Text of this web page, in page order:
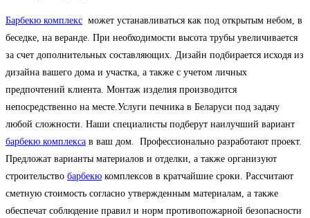
Барбекю комплекс может устанавливаться как под открытым небом, в
беседке, на веранде. При необходимости высота трубы увеличивается
за счет дополнительных составляющих. Дизайн подбирается исходя из
дизайна вашего дома и участка, а также с учетом личных
предпочтений клиента. Монтаж изделия производится
непосредственно на месте.Услуги печника в Беларуси под задачу
любой сложности. Наши специалисты подберут наилучший вариант
барбекю комплекса в ваш дом. Профессионально разработают проект.
Предложат варианты материалов и отделки, а также организуют
строительство барбекю комплексов в кратчайшие сроки. Рассчитают
сметную стоимость согласно утвержденным материалам, а также
обеспечат соблюдение правил и норм противопожарной безопасности